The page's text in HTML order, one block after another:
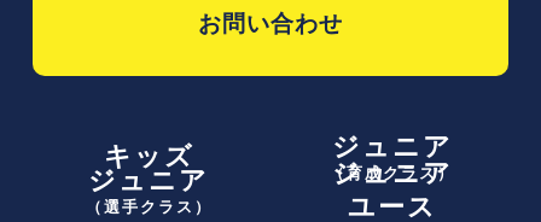
お問い合わせ
キッズ ジュニア
（育成クラス）
ジュニア
（選手クラス）
ジュニア
ユース